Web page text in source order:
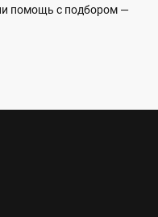
помощь с подбором —